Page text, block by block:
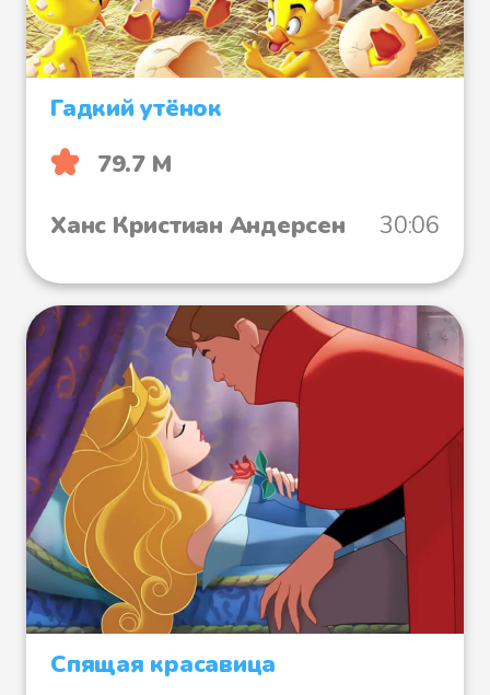
Гадкий утёнок
79.7 М
Ханс Кристиан Андерсен
30:06
Спящая красавица